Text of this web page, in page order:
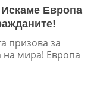
Европа
призова за
на мира! Европа